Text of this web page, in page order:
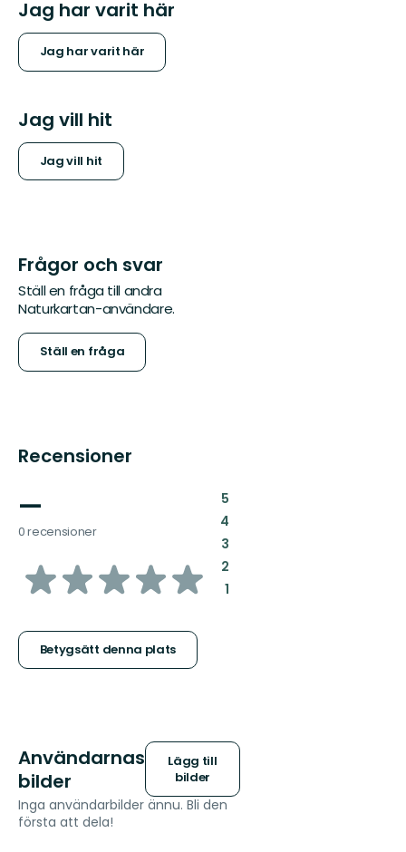
Jag har varit här
Jag har varit här
Jag vill hit
Jag vill hit
Frågor och svar
Ställ en fråga till andra
Naturkartan-användare.
Ställ en fråga
Recensioner
—
0 recensioner
av
stjärnor
Betygsätt denna plats
5:
4:
3:
2:
1:
Användarnas
bilder
Lägg till
bilder
Inga användarbilder ännu. Bli den
första att dela!